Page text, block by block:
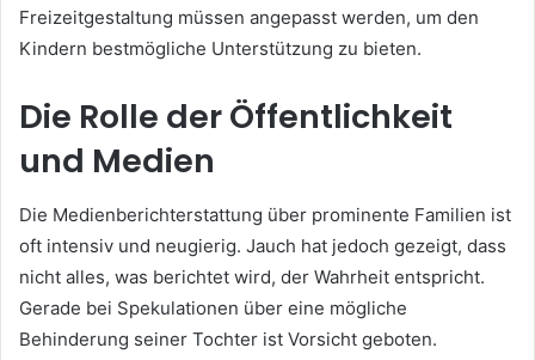
Freizeitgestaltung müssen angepasst werden, um den
Kindern bestmögliche Unterstützung zu bieten.
Die Rolle der Öffentlichkeit
und Medien
Die Medienberichterstattung über prominente Familien ist
oft intensiv und neugierig. Jauch hat jedoch gezeigt, dass
nicht alles, was berichtet wird, der Wahrheit entspricht.
Gerade bei Spekulationen über eine mögliche
Behinderung seiner Tochter ist Vorsicht geboten.